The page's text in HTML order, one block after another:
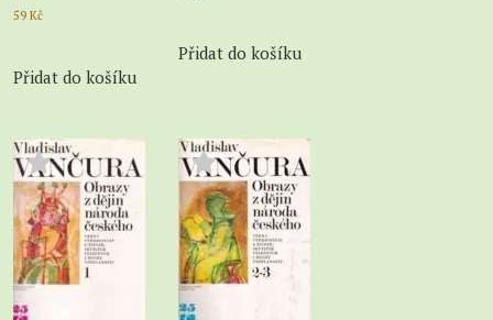
59 Kč
Přidat do košíku
Přidat do košíku